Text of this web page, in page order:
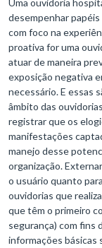
Uma ouvidoria
desempenhar
com foco na
proativa for uma
atuar de maneira
exposição negativa
necessário. E essas
âmbito das
registrar que os
manifestações
manejo desse
organização.
o usuário quanto
ouvidorias que
que têm o primeiro
segurança) com fins
informações básicas